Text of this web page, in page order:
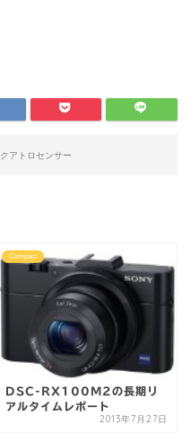
クアトロセンサー
Compact
DSC-RX100M2の長期リ
アルタイムレポート
2013年7月27日